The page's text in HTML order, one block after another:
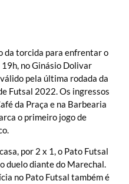
da torcida para enfrentar o
no Ginásio Dolivar
pela última rodada da
Futsal 2022. Os ingressos
da Praça e na Barbearia
o primeiro jogo de
por 2 x 1, o Pato Futsal
duelo diante do Marechal.
no Pato Futsal também é